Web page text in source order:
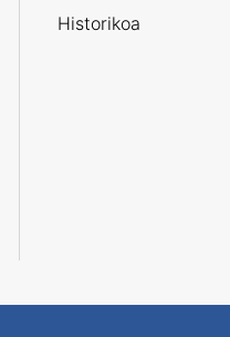
Historikoa